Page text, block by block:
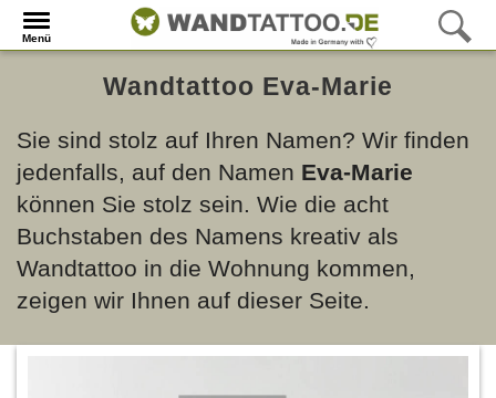
Menü
Wandtattoo Eva-Marie
Sie sind stolz auf Ihren Namen? Wir finden
jedenfalls, auf den Namen Eva-Marie
können Sie stolz sein. Wie die acht
Buchstaben des Namens kreativ als
Wandtattoo in die Wohnung kommen,
zeigen wir Ihnen auf dieser Seite.